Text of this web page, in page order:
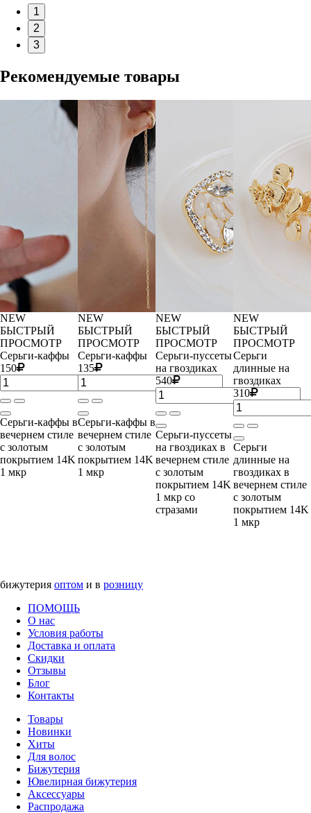
1
2
3
Рекомендуемые товары
NEW
БЫСТРЫЙ
ПРОСМОТР
Серьги-каффы
150
Серьги-каффы в
вечернем стиле
с золотым
покрытием 14K
1 мкр
NEW
БЫСТРЫЙ
ПРОСМОТР
Серьги-каффы
135
Серьги-каффы в
вечернем стиле
с золотым
покрытием 14K
1 мкр
NEW
БЫСТРЫЙ
ПРОСМОТР
Серьги-пуссеты
на гвоздиках
540
Серьги-пуссеты
на гвоздиках в
вечернем стиле
с золотым
покрытием 14K
1 мкр со
стразами
NEW
БЫСТРЫЙ
ПРОСМОТР
Серьги
длинные на
гвоздиках
310
Серьги
длинные на
гвоздиках в
вечернем стиле
с золотым
покрытием 14K
1 мкр
бижутерия оптом и в розницу
ПОМОЩЬ
О нас
Условия работы
Доставка и оплата
Скидки
Отзывы
Блог
Контакты
Товары
Новинки
Хиты
Для волос
Бижутерия
Ювелирная бижутерия
Аксессуары
Распродажа